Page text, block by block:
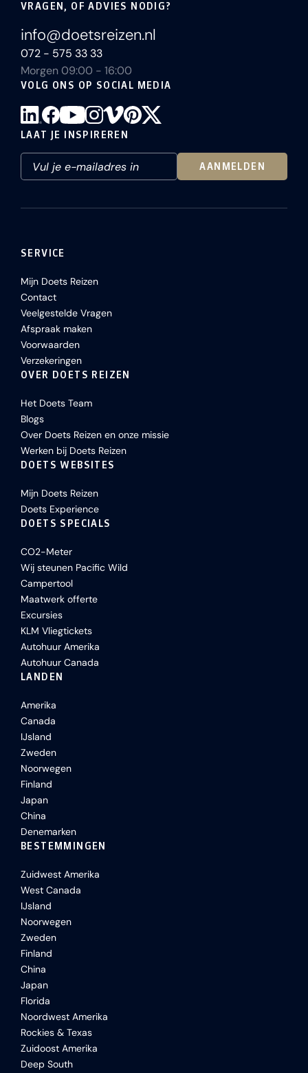
VRAGEN, OF ADVIES NODIG?
info@doetsreizen.nl
072 - 575 33 33
Morgen 09:00 - 16:00
VOLG ONS OP SOCIAL MEDIA
LAAT JE INSPIREREN
AANMELDEN
SERVICE
Mijn Doets Reizen
Contact
Veelgestelde Vragen
Afspraak maken
Voorwaarden
Verzekeringen
OVER DOETS REIZEN
Het Doets Team
Blogs
Over Doets Reizen en onze missie
Werken bij Doets Reizen
DOETS WEBSITES
Mijn Doets Reizen
Doets Experience
DOETS SPECIALS
CO2-Meter
Wij steunen Pacific Wild
Campertool
Maatwerk offerte
Excursies
KLM Vliegtickets
Autohuur Amerika
Autohuur Canada
LANDEN
Amerika
Canada
IJsland
Zweden
Noorwegen
Finland
Japan
China
Denemarken
BESTEMMINGEN
Zuidwest Amerika
West Canada
IJsland
Noorwegen
Zweden
Finland
China
Japan
Florida
Noordwest Amerika
Rockies & Texas
Zuidoost Amerika
Deep South